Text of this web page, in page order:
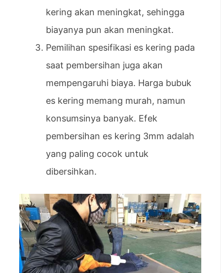
kering akan meningkat, sehingga
biayanya pun akan meningkat.
Pemilihan spesifikasi es kering pada
saat pembersihan juga akan
mempengaruhi biaya. Harga bubuk
es kering memang murah, namun
konsumsinya banyak. Efek
pembersihan es kering 3mm adalah
yang paling cocok untuk
dibersihkan.